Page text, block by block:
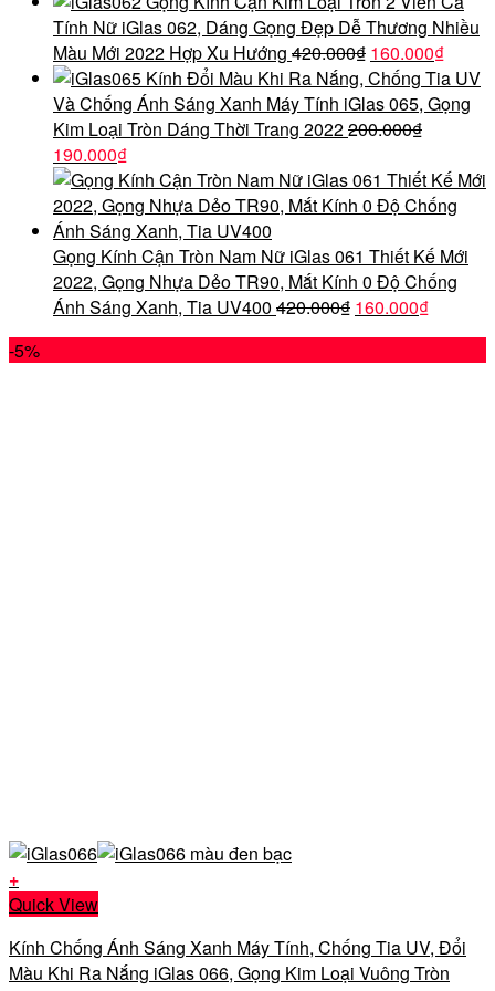
là:
350.000₫.
tại
là:
190.000₫.
Tính Nữ iGlas 062, Dáng Gọng Đẹp Dễ Thương Nhiều
Màu Mới 2022 Hợp Xu Hướng 420.000₫ Giá
gốc
là:
420.000₫.
160.000₫Giá
hiện
tại
Kính Đổi Màu Khi Ra Nắng, Chống Tia UV
Và Chống Ánh Sáng Xanh Máy Tính iGlas 065, Gọng
Kim Loại Tròn Dáng Thời Trang 2022200.000₫
Giá
gốc
là:
200.000₫.
190.000₫Giá
hiện
tại
là:
190.000₫.
Gọng Kính Cận Tròn Nam Nữ iGlas 061 Thiết Kế Mới
2022, Gọng Nhựa Dẻo TR90, Mắt Kính 0 Độ Chống
Ánh Sáng Xanh, Tia UV400 420.000₫ Giá
gốc
là:
160.000₫Giá
hiện
tại
-5%
+
Sản
này
có
Quick View
Kính Chống Ánh Sáng Xanh Máy Tính, Chống Tia UV, Đổi
Màu Khi Ra Nắng iGlas 066, Gọng Kim Loại Vuông Tròn